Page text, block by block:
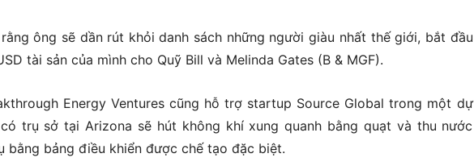
ông sẽ dần rút khỏi danh sách những người giàu nhất thế giới, bắt đầu
tài sản của mình cho Quỹ Bill và Melinda Gates (B & MGF).
Energy Ventures cũng hỗ trợ startup Source Global trong một dự
trụ sở tại Arizona sẽ hút không khí xung quanh bằng quạt và thu nước
bằng bảng điều khiển được chế tạo đặc biệt.